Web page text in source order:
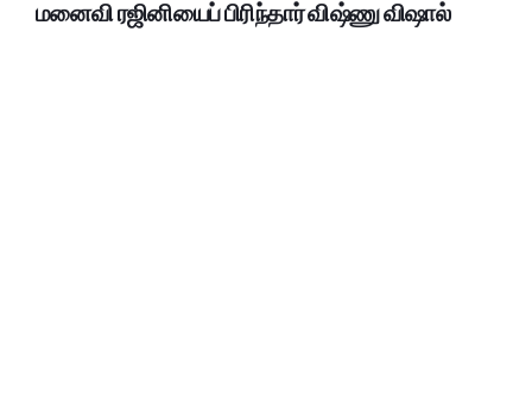
மனைவி ரஜினியைப் பிரிந்தார் விஷ்ணு விஷால்